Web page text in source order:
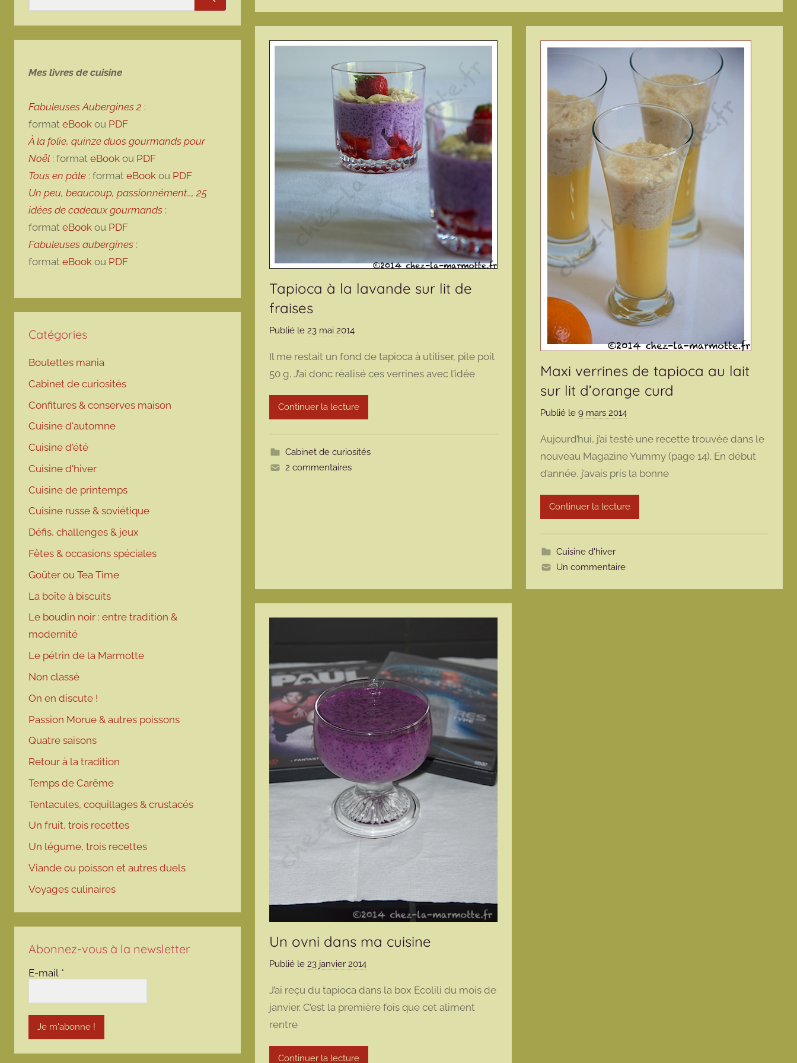
Tapioca à la lavande sur lit de
fraises
Publié le 23 mai 2014p
r
m
r
m
t
Il me restait un fond de tapioca à utiliser, pile poil
50 g. J’ai donc réalisé ces verrines avec l’idée
Continuer la lecture
Cabinet de curiosités
2 commentaires
Maxi verrines de tapioca au lait
sur lit d’orange curd
Publié le 9 mars 2014p
r
m
a
m
o
Aujourd’hui, j’ai testé une recette trouvée dans le
nouveau Magazine Yummy (page 14). En début
d’année, j’avais pris la bonne
Continuer la lecture
Cuisine d'hiver
Un commentaire
Un ovni dans ma cuisine
Publié le 23 janvier 2014p
r
m
J’ai reçu du tapioca dans la box Ecolili du mois de
janvier. C’est la première fois que cet aliment
rentre
Continuer la lecture
Rechercher
Mes livres de cuisine
Fabuleuses Aubergines 2 :
format eBook ou PDF
À la folie, quinze duos gourmands pour
Noël : format eBook ou PDF
Tous en pâte : format eBook ou PDF
Un peu, beaucoup, passionnément…, 25
idées de cadeaux gourmands :
format eBook ou PDF
Fabuleuses aubergines :
format eBook ou PDF
Catégories
Boulettes mania
Cabinet de curiosités
Confitures & conserves maison
Cuisine d'automne
Cuisine d'été
Cuisine d'hiver
Cuisine de printemps
Cuisine russe & soviétique
Défis, challenges & jeux
Fêtes & occasions spéciales
Goûter ou Tea Time
La boîte à biscuits
Le boudin noir : entre tradition &
modernité
Le pétrin de la Marmotte
Non classé
On en discute !
Passion Morue & autres poissons
Quatre saisons
Retour à la tradition
Temps de Carême
Tentacules, coquillages & crustacés
Un fruit, trois recettes
Un légume, trois recettes
Viande ou poisson et autres duels
Voyages culinaires
Abonnez-vous à la newsletter
E-mail *